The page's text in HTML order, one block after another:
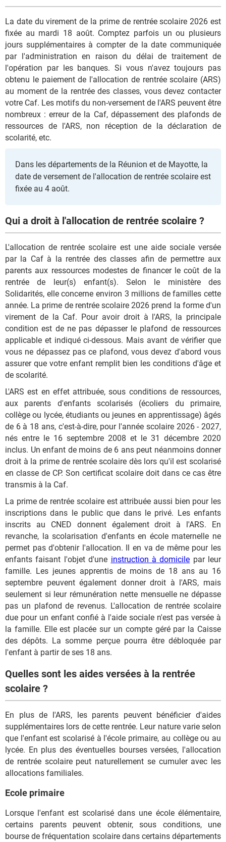
La date du virement de la prime de rentrée scolaire 2026 est
fixée au mardi 18 août. Comptez parfois un ou plusieurs
jours supplémentaires à compter de la date communiquée
par l'administration en raison du délai de traitement de
l'opération par les banques. Si vous n'avez toujours pas
obtenu le paiement de l'allocation de rentrée scolaire (ARS)
au moment de la rentrée des classes, vous devez contacter
votre Caf. Les motifs du non-versement de l'ARS peuvent être
nombreux : erreur de la Caf, dépassement des plafonds de
ressources de l'ARS, non réception de la déclaration de
scolarité, etc.
Dans les départements de la Réunion et de Mayotte, la
date de versement de l'allocation de rentrée scolaire est
fixée au 4 août.
Qui a droit à l'allocation de rentrée scolaire ?
L'allocation de rentrée scolaire est une aide sociale versée
par la Caf à la rentrée des classes afin de permettre aux
parents aux ressources modestes de financer le coût de la
rentrée de leur(s) enfant(s). Selon le ministère des
Solidarités, elle concerne environ 3 millions de familles cette
année. La prime de rentrée scolaire 2026 prend la forme d'un
virement de la Caf. Pour avoir droit à l'ARS, la principale
condition est de ne pas dépasser le plafond de ressources
applicable et indiqué ci-dessous. Mais avant de vérifier que
vous ne dépassez pas ce plafond, vous devez d'abord vous
assurer que votre enfant remplit bien les conditions d'âge et
de scolarité.
L'ARS est en effet attribuée, sous conditions de ressources,
aux parents d'enfants scolarisés (écoliers du primaire,
collège ou lycée, étudiants ou jeunes en apprentissage) âgés
de 6 à 18 ans, c'est-à-dire, pour l'année scolaire 2026 - 2027,
nés entre le 16 septembre 2008 et le 31 décembre 2020
inclus. Un enfant de moins de 6 ans peut néanmoins donner
droit à la prime de rentrée scolaire dès lors qu'il est scolarisé
en classe de CP. Son certificat scolaire doit dans ce cas être
transmis à la Caf.
La prime de rentrée scolaire est attribuée aussi bien pour les
inscriptions dans le public que dans le privé. Les enfants
inscrits au CNED donnent également droit à l'ARS. En
revanche, la scolarisation d'enfants en école maternelle ne
permet pas d'obtenir l'allocation. Il en va de même pour les
enfants faisant l'objet d'une instruction à domicile par leur
famille. Les jeunes apprentis de moins de 18 ans au 16
septembre peuvent également donner droit à l'ARS, mais
seulement si leur rémunération nette mensuelle ne dépasse
pas un plafond de revenus. L'allocation de rentrée scolaire
due pour un enfant confié à l'aide sociale n'est pas versée à
la famille. Elle est placée sur un compte géré par la Caisse
des dépôts. La somme perçue pourra être débloquée par
l'enfant à partir de ses 18 ans.
Quelles sont les aides versées à la rentrée
scolaire ?
En plus de l'ARS, les parents peuvent bénéficier d'aides
supplémentaires lors de cette rentrée. Leur nature varie selon
que l'enfant est scolarisé à l'école primaire, au collège ou au
lycée. En plus des éventuelles bourses versées, l'allocation
de rentrée scolaire peut naturellement se cumuler avec les
allocations familiales.
Ecole primaire
Lorsque l'enfant est scolarisé dans une école élémentaire,
certains parents peuvent obtenir, sous conditions, une
bourse de fréquentation scolaire dans certains départements